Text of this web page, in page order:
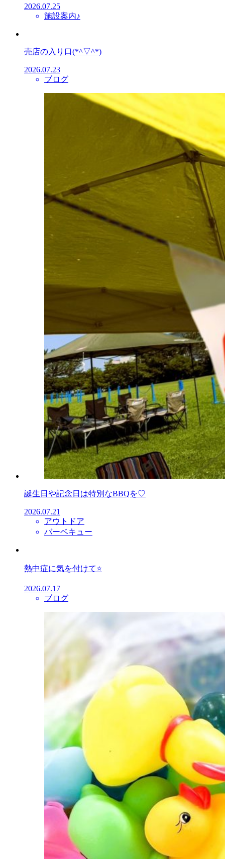
2026.07.25
施設案内♪
売店の入り口(*^▽^*)
2026.07.23
ブログ
誕生日や記念日は特別なBBQを♡
2026.07.21
アウトドア
バーベキュー
熱中症に気を付けて⭐
2026.07.17
ブログ